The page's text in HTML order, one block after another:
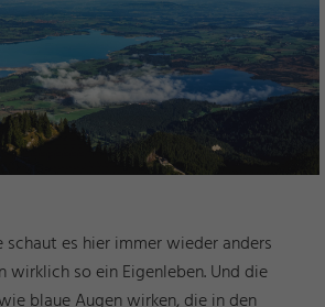
schaut es hier immer wieder anders
wirklich so ein Eigenleben. Und die